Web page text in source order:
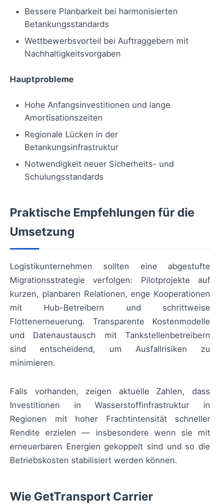
Bessere Planbarkeit bei harmonisierten
Betankungsstandards
Wettbewerbsvorteil bei Auftraggebern mit
Nachhaltigkeitsvorgaben
Hauptprobleme
Hohe Anfangsinvestitionen und lange
Amortisationszeiten
Regionale Lücken in der
Betankungsinfrastruktur
Notwendigkeit neuer Sicherheits- und
Schulungsstandards
Praktische Empfehlungen für die
Umsetzung
Logistikunternehmen sollten eine abgestufte
Migrationsstrategie verfolgen: Pilotprojekte auf
kurzen, planbaren Relationen, enge Kooperationen
mit Hub-Betreibern und schrittweise
Flottenerneuerung. Transparente Kostenmodelle
und Datenaustausch mit Tankstellenbetreibern
sind entscheidend, um Ausfallrisiken zu
minimieren.
Falls vorhanden, zeigen aktuelle Zahlen, dass
Investitionen in Wasserstoffinfrastruktur in
Regionen mit hoher Frachtintensität schneller
Rendite erzielen — insbesondere wenn sie mit
erneuerbaren Energien gekoppelt sind und so die
Betriebskosten stabilisiert werden können.
Wie GetTransport Carrier